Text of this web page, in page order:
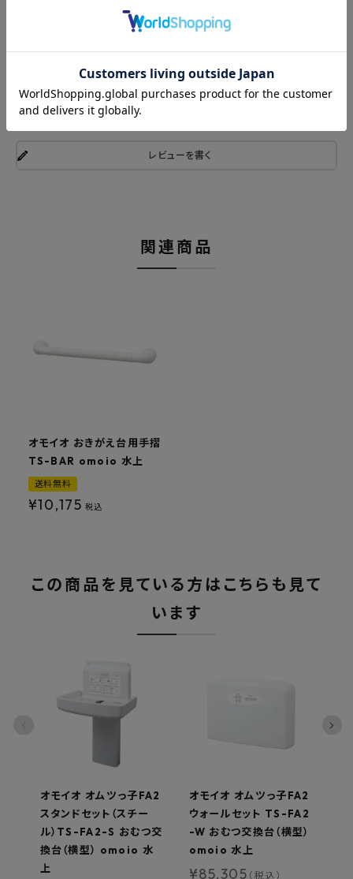
商品レビュー
レビューを書く
関連商品
オモイオ おきがえ台用手摺
TS-BAR omoio 水上
送料無料
¥10,175 税込
この商品を見ている方はこちらも見て
います
オモイオ オムツっ子FA2
スタンドセット（スチー
ル）TS-FA2-S おむつ交
換台（横型） omoio 水
上
オモイオ オムツっ子FA2
ウォールセット TS-FA2
-W おむつ交換台（横型）
omoio 水上
¥85,305 （税込）